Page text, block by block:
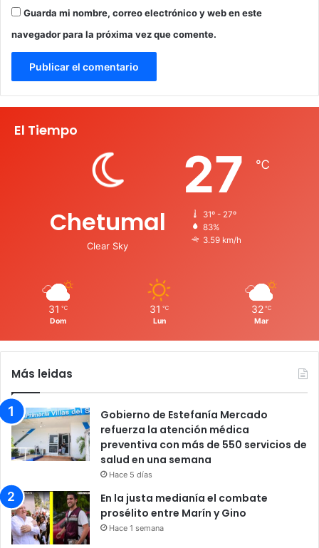
Guarda mi nombre, correo electrónico y web en este
navegador para la próxima vez que comente.
El Tiempo
Chetumal
Clear Sky
27 ℃
31º - 27º
83%
3.59 km/h
31 ℃
Dom
31 ℃
Lun
32 ℃
Mar
Más leidas
Gobierno de Estefanía Mercado
refuerza la atención médica
preventiva con más de 550 servicios de
salud en una semana
Hace 5 días
En la justa medianía el combate
prosélito entre Marín y Gino
Hace 1 semana